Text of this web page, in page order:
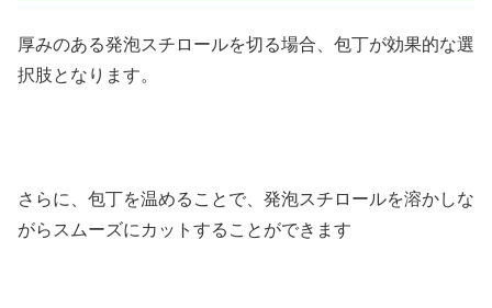
厚みのある発泡スチロールを切る場合、包丁が効果的な選
択肢となります。
さらに、包丁を温めることで、発泡スチロールを溶かしな
がらスムーズにカットすることができます